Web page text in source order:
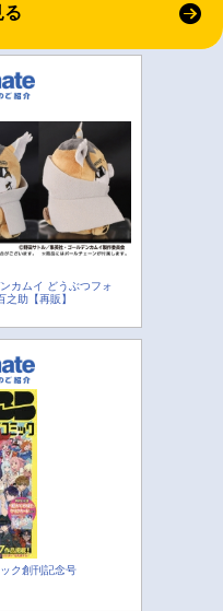
る
カムイ どうぶつフォ
助【再販】
ク創刊記念号